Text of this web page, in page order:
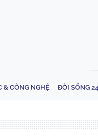
& CÔNG NGHỆ ĐỜI SỐNG